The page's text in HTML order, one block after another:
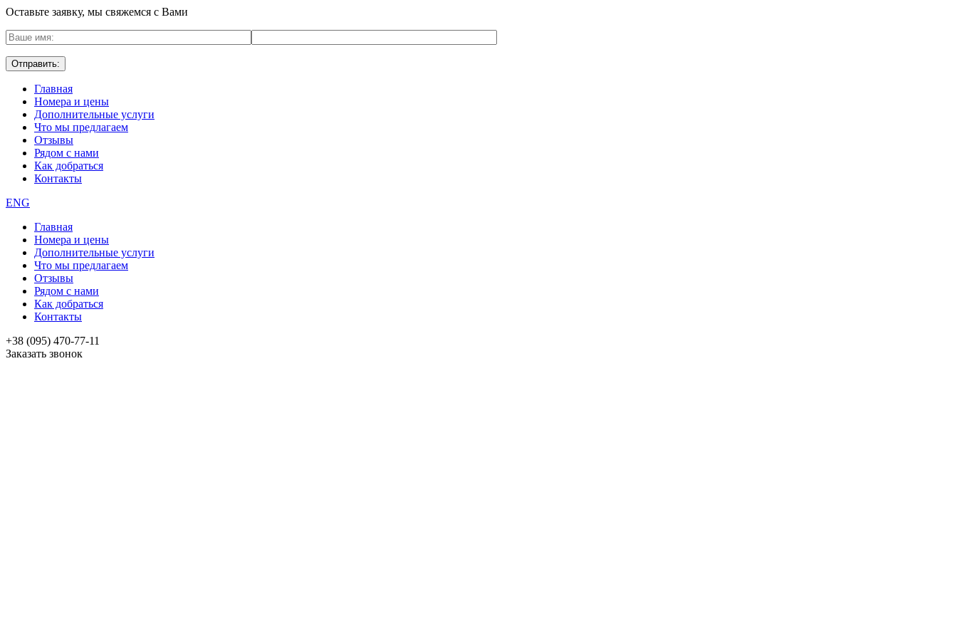
Оставьте заявку, мы свяжемся с Вами
Главная
Номера и цены
Дополнительные услуги
Что мы предлагаем
Отзывы
Рядом с нами
Как добраться
Контакты
ENG
Главная
Номера и цены
Дополнительные услуги
Что мы предлагаем
Отзывы
Рядом с нами
Как добраться
Контакты
+38 (095) 470-77-11
Заказать звонок